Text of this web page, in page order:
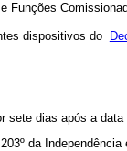
Funções
dispositivos do
sete dias após a data
da Independência